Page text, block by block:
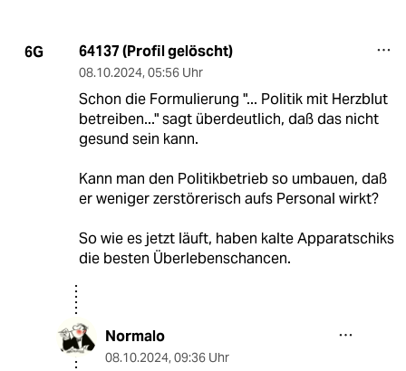
6G 64137 (Profil gelöscht)
08.10.2024, 05:56 Uhr
Schon die Formulierung "... Politik mit Herzblut
betreiben..." sagt überdeutlich, daß das nicht
gesund sein kann.
Kann man den Politikbetrieb so umbauen, daß
er weniger zerstörerisch aufs Personal wirkt?
So wie es jetzt läuft, haben kalte Apparatschiks
die besten Überlebenschancen.
Normalo
08.10.2024, 09:36 Uhr